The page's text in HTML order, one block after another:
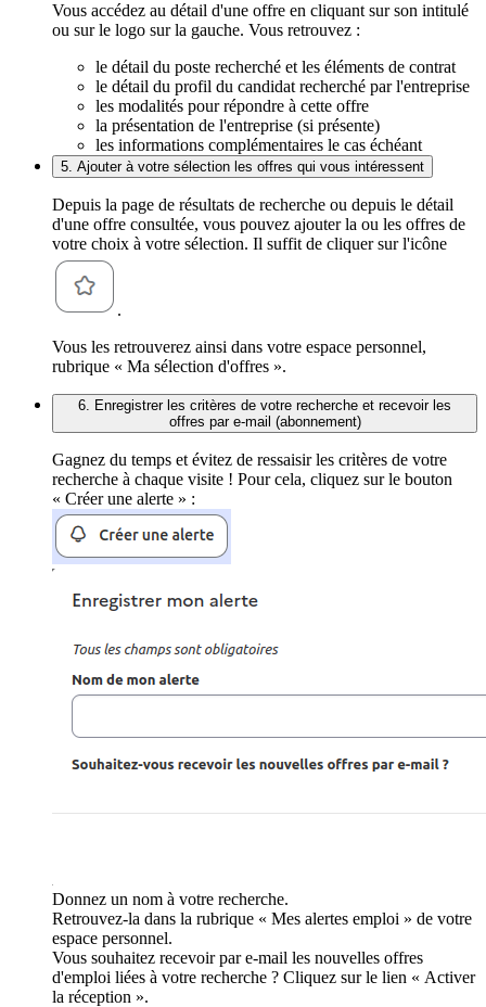
Vous accédez au détail d'une offre en cliquant sur son intitulé
ou sur le logo sur la gauche. Vous retrouvez :
le détail du poste recherché et les éléments de contrat
le détail du profil du candidat recherché par l'entreprise
les modalités pour répondre à cette offre
la présentation de l'entreprise (si présente)
les informations complémentaires le cas échéant
5. Ajouter à votre sélection les offres qui vous intéressent
Depuis la page de résultats de recherche ou depuis le détail
d'une offre consultée, vous pouvez ajouter la ou les offres de
votre choix à votre sélection. Il suffit de cliquer sur l'icône
.
Vous les retrouverez ainsi dans votre espace personnel,
rubrique « Ma sélection d'offres ».
6. Enregistrer les critères de votre recherche et recevoir les
offres par e-mail (abonnement)
Gagnez du temps et évitez de ressaisir les critères de votre
recherche à chaque visite ! Pour cela, cliquez sur le bouton
« Créer une alerte » :
Donnez un nom à votre recherche.
Retrouvez-la dans la rubrique « Mes alertes emploi » de votre
espace personnel.
Vous souhaitez recevoir par e-mail les nouvelles offres
d'emploi liées à votre recherche ? Cliquez sur le lien « Activer
la réception ».